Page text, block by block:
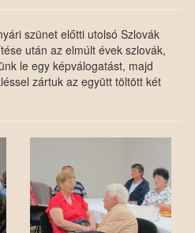
szünet előtti utolsó Szlovák
után az elmúlt évek szlovák,
le egy képválogatást, majd
zártuk az együtt töltött két